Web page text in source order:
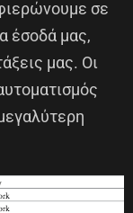
σε
έσοδά μας,
μας. Οι